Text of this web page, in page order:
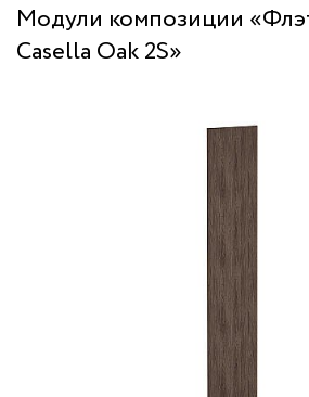
Модули композиции
Casella Oak 2S»